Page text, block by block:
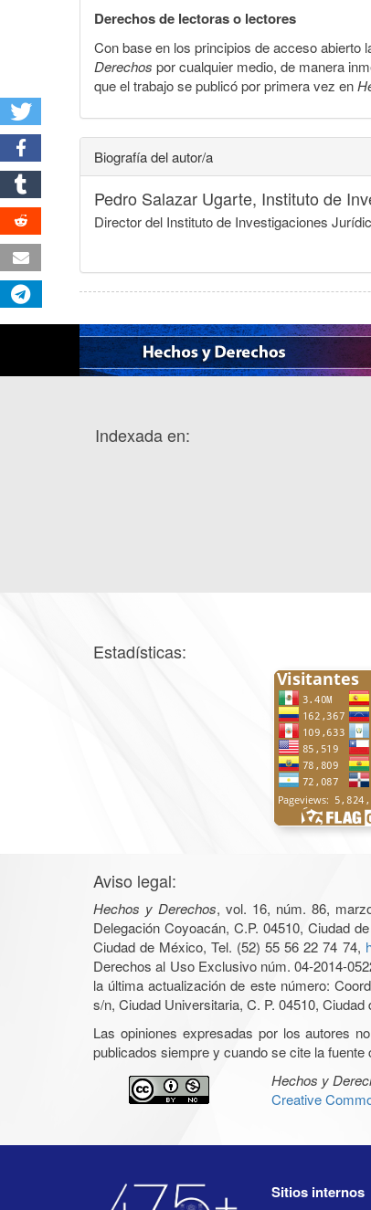
Derechos de lectoras o lectores
Con base en los principios de acceso abierto
Derechos por cualquier medio, de manera
que el trabajo se publicó por primera vez en
Biografía del autor/a
Pedro Salazar Ugarte, Instituto de
Director del Instituto de Investigaciones
Indexada en:
Estadísticas:
Aviso legal:
Hechos y Derechos, vol. 16, núm. 86,
Delegación Coyoacán, C.P. 04510, Ciudad
Ciudad de México, Tel. (52) 55 56 22 74 74,
Derechos al Uso Exclusivo núm. 04-2014-
la última actualización de este número:
s/n, Ciudad Universitaria, C. P. 04510,
Las opiniones expresadas por los autores
publicados siempre y cuando se cite la
Hechos y
Creative
Sitios internos